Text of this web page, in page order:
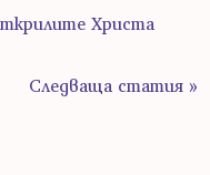
Христа
Следваща статия »